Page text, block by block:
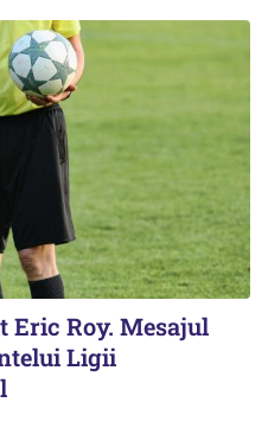
Eric Roy. Mesajul
Ligii